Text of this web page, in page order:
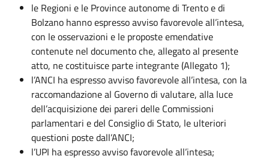
le Regioni e le Province autonome di Trento e di
Bolzano hanno espresso avviso favorevole all’intesa,
con le osservazioni e le proposte emendative
contenute nel documento che, allegato al presente
atto, ne costituisce parte integrante (Allegato 1);
l’ANCI ha espresso avviso favorevole all’intesa, con la
raccomandazione al Governo di valutare, alla luce
dell’acquisizione dei pareri delle Commissioni
parlamentari e del Consiglio di Stato, le ulteriori
questioni poste dall’ANCI;
l’UPI ha espresso avviso favorevole all’intesa;